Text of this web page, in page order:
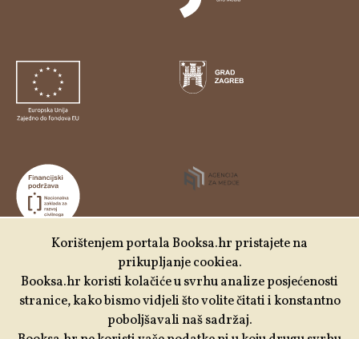
Udruga Kulturtreger je korisnik institucionalne podrške
Nacionalne zaklade za razvoj civilnoga društva za
stabilizaciju i/ili razvoj udruge u području demokratizacije i
društvenog razvoja.
Korištenjem portala Booksa.hr pristajete na
prikupljanje cookiea.
Booksa.hr koristi kolačiće u svrhu analize posjećenosti
stranice, kako bismo vidjeli što volite čitati i konstantno
poboljšavali naš sadržaj.